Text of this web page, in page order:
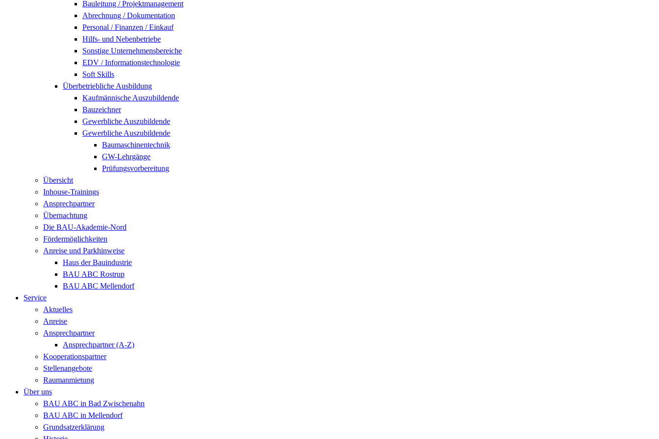
Bauleitung / Projektmanagement
Abrechnung / Dokumentation
Personal / Finanzen / Einkauf
Hilfs- und Nebenbetriebe
Sonstige Unternehmensbereiche
EDV / Informationstechnologie
Soft Skills
Überbetriebliche Ausbildung
Kaufmännische Auszubildende
Bauzeichner
Gewerbliche Auszubildende
Gewerbliche Auszubildende
Baumaschinentechnik
GW-Lehrgänge
Prüfungsvorbereitung
Übersicht
Inhouse-Trainings
Ansprechpartner
Übernachtung
Die BAU-Akademie-Nord
Fördermöglichkeiten
Anreise und Parkhinweise
Haus der Bauindustrie
BAU ABC Rostrup
BAU ABC Mellendorf
Service
Aktuelles
Anreise
Ansprechpartner
Ansprechpartner (A-Z)
Kooperationspartner
Stellenangebote
Raumanmietung
Über uns
BAU ABC in Bad Zwischenahn
BAU ABC in Mellendorf
Grundsatzerklärung